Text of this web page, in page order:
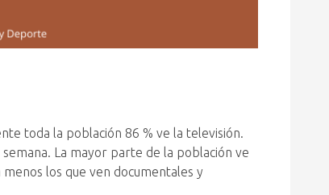
toda la población 86 % ve la televisión.
La mayor parte de la población ve
los que ven documentales y